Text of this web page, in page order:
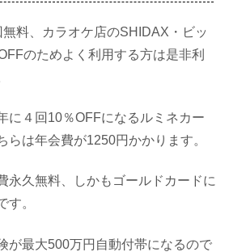
料、カラオケ店のSHIDAX・ビッ
のためよく利用する方は是非利
に４回10％OFFになるルミネカー
らは年会費が1250円かかります。
永久無料、しかもゴールドカードに
す。
が最大500万円自動付帯になるので